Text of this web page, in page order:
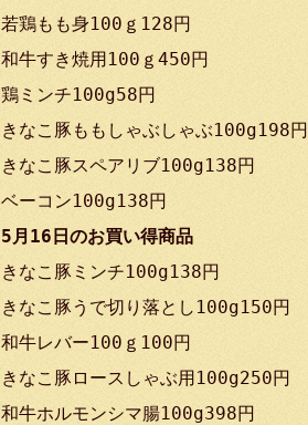
若鶏もも身100ｇ128円
和牛すき焼用100ｇ450円
鶏ミンチ100g58円
きなこ豚ももしゃぶしゃぶ100g198円
きなこ豚スペアリブ100g138円
ベーコン100g138円
5月16日のお買い得商品
きなこ豚ミンチ100g138円
きなこ豚うで切り落とし100g150円
和牛レバー100ｇ100円
きなこ豚ロースしゃぶ用100g250円
和牛ホルモンシマ腸100g398円